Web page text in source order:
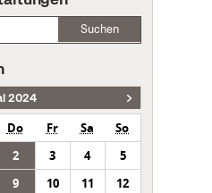
Suchen
2024
Do Fr Sa
So
2 3 4
5
9 10 11
12